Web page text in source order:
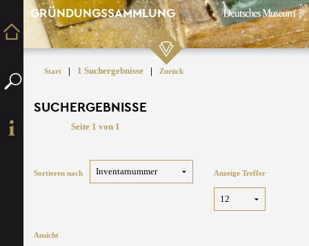
GRÜNDUNGSSAMMLUNG
Start | 1 Suchergebnisse | Zurück
SUCHERGEBNISSE
Seite 1 von 1
Sortieren nach Anzeige Treffer
Ansicht